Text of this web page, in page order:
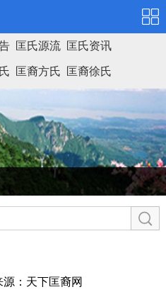
匡氏源流 匡氏资讯
匡裔方氏 匡裔徐氏
源：天下匡裔网